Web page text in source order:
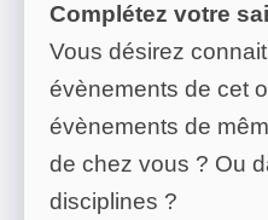
Complétez votre
Vous désirez
évènements de cet
évènements de
de chez vous ? Ou
disciplines ?